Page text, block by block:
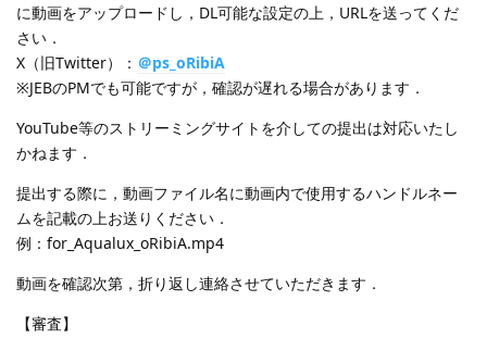
に動画をアップロードし，DL可能な設定の上，URLを送ってくだ
さい．
X（旧Twitter）： ＠ps_oRibiA
※JEBのPMでも可能ですが，確認が遅れる場合があります．
YouTube等のストリーミングサイトを介しての提出は対応いたし
かねます．
提出する際に，動画ファイル名に動画内で使用するハンドルネー
ムを記載の上お送りください．
例：for_Aqualux_oRibiA.mp4
動画を確認次第，折り返し連絡させていただきます．
【審査】